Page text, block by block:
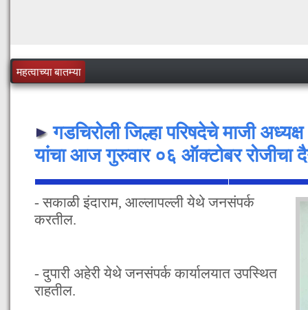
महत्वाच्या बातम्या
गडचिरोली जिल्हा परिषदेचे माजी
यांचा आज गुरुवार ०६ ऑक्टोबर रोजीचा
- सकाळी इंदाराम, आल्लापल्ली येथे जनसंपर्क
करतील.
- दुपारी अहेरी येथे जनसंपर्क कार्यालयात उपस्थित
राहतील.